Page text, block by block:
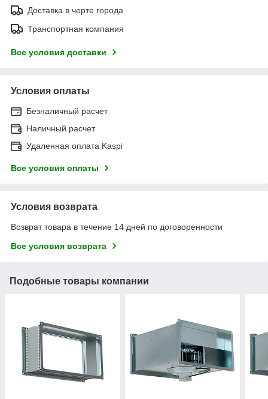
Доставка в черте города
Транспортная компания
Все условия доставки
Условия оплаты
Безналичный расчет
Наличный расчет
Удаленная оплата Kaspi
Все условия оплаты
Условия возврата
Возврат товара в течение 14 дней по договоренности
Все условия возврата
Подобные товары компании